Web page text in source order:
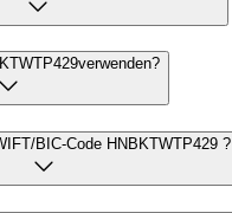
BIC-Code HNBKTWTP429 ?